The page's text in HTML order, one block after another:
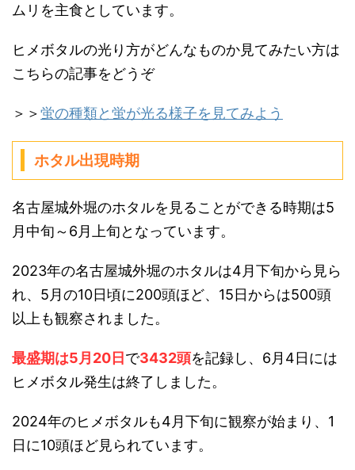
ムリを主食としています。
ヒメボタルの光り方がどんなものか見てみたい方は
こちらの記事をどうぞ
＞＞蛍の種類と蛍が光る様子を見てみよう
ホタル出現時期
名古屋城外堀のホタルを見ることができる時期は5
月中旬～6月上旬となっています。
2023年の名古屋城外堀のホタルは4月下旬から見ら
れ、5月の10日頃に200頭ほど、15日からは500頭
以上も観察されました。
最盛期は5月20日で3432頭を記録し、6月4日には
ヒメボタル発生は終了しました。
2024年のヒメボタルも4月下旬に観察が始まり、1
日に10頭ほど見られています。